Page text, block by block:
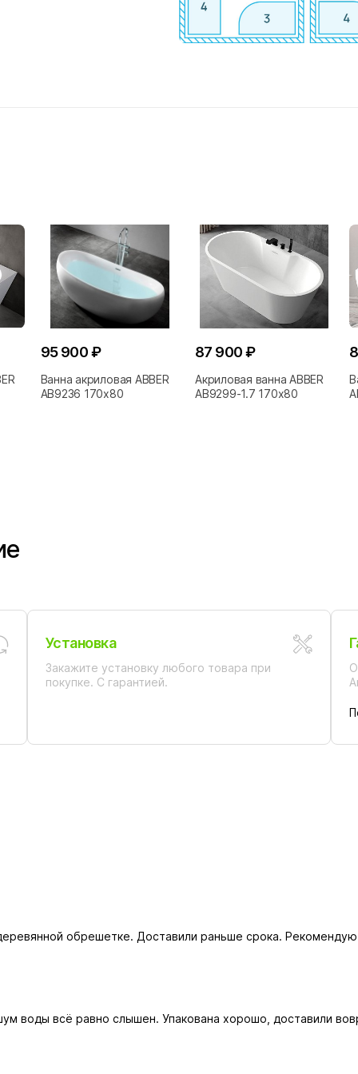
95 900 ₽
Ванна акриловая ABBER
AB9236 170x80
87 900 ₽
Акриловая ванна ABBER
AB9299-1.7 170х80
Установка
Закажите установку любого товара при
покупке. С гарантией.
обрешетке. Доставили раньше срока.
воды всё равно слышен. Упакована хорошо, доставили